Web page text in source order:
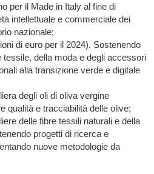
per il Made in Italy al fine di
intellettuale e commerciale dei
nazionale;
di euro per il 2024). Sostenendo
tessile, della moda e degli accessori
alla transizione verde e digitale
degli oli di oliva vergine
qualità e tracciabilità delle olive;
delle fibre tessili naturali e della
progetti di ricerca e
nuove metodologie da